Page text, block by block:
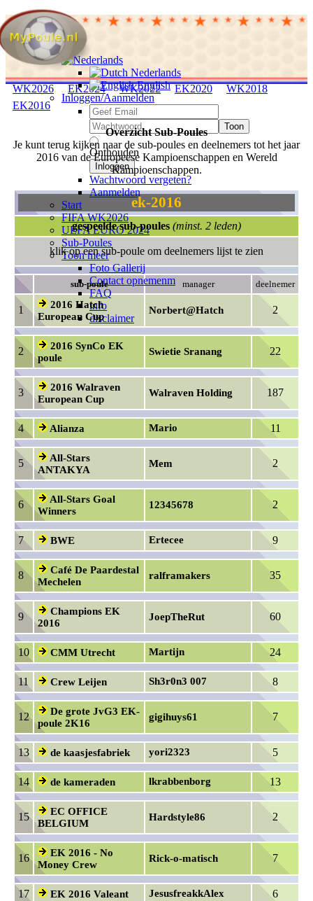
Nederlands
English
Inloggen/Aanmelden
Toon
Onthouden
Inloggen
Wachtwoord vergeten?
Aanmelden
Start
FIFA WK2026
UEFA EURO 2024
Sub-Poules
Toon meer
Foto Gallerij
Contact opnemenm
FAQ
info
disclaimer
WK2026 EK2024 WK2022 EK2020
WK2018
EK2016
Overzicht Sub-Poules
Je kunt terug kijken naar de sub-poules en deelnemers tot het jaar
2016 van de Europeese Kampioenschappen en Wereld
Kampioenschappen.
ek-2016
gespeelde sub-poules (minst. 2 leden)
klik op een sub-poule om deelnemers lijst te zien
sub-poule manager deelnemer
1
2016 Hatch
European Cup
Norbert@Hatch 2
2
2016 SynCo EK
poule
Swietie Sranang 22
3
2016 Walraven
European Cup
Walraven Holding 187
4 Alianza Mario 11
5
All-Stars
ANTAKYA
Mem 2
6
All-Stars Goal
Winners
12345678 2
7 BWE Ertecee 9
8
Café De Paardestal
Mechelen
ralframakers 35
9
Champions EK
2016
JoepTheRut 60
10 CMM Utrecht Martijn 24
11 Crew Leijen Sh3r0n3 007 8
12
De grote JvG3 EK-
poule 2K16
gigihuys61 7
13 de kaasjesfabriek yori2323 5
14 de kameraden lkrabbenborg 13
15
EC OFFICE
BELGIUM
Hardstyle86 2
16
EK 2016 - No
Money Crew
Rick-o-matisch 7
17 EK 2016 Valeant JesusfreakkAlex 6